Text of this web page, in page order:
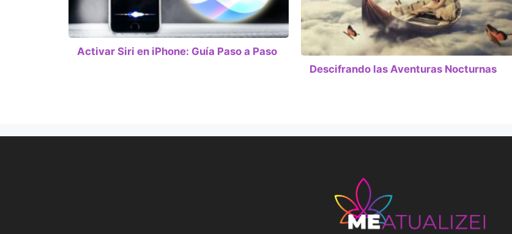
Activar Siri en iPhone: Guía Paso a Paso
Descifrando las Aventuras Nocturnas